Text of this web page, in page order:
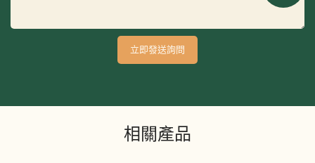
立即發送詢問
相關產品